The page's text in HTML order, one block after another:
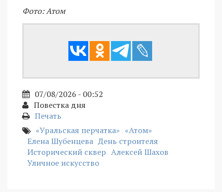
Фото: Атом
07/08/2026 - 00:52
Повестка дня
Печать
«Уральская перчатка» «Атом»
Елена Шубенцева День строителя
Исторический сквер Алексей Шахов
Уличное искусство